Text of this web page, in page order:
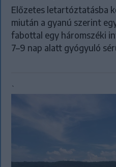
Előzetes letartóztatásba
miután a gyanú szerint
fabottal egy háromszéki
7–9 nap alatt gyógyuló
`